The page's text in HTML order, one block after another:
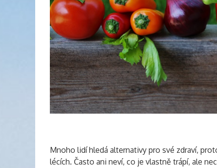
Mnoho lidí hledá alternativy pro své zdraví,
lécích. Často ani neví, co je vlastně trápí, ale